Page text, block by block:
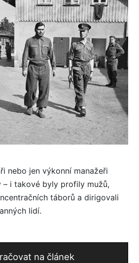
nebo jen výkonní manažeři
– i takové byly profily mužů,
táborů a dirigovali
lidí.
na článek